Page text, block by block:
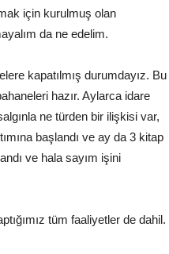
için kurulmuş olan
da ne edelim.
kapatılmış durumdayız. Bu
hazır. Aylarca idare
ne türden bir ilişkisi var,
başlandı ve ay da 3 kitap
ve hala sayım işini
tüm faaliyetler de dahil.